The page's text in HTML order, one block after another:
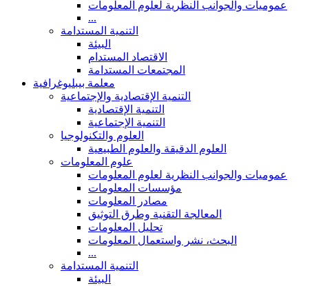
عموميات والجوانب النظرية لعلوم المعلومات
...
التنمية المستدامة
البيئة
الاقتصاد المستدام
المجتمعات المستدامة
معلمة بيبليوغرافية
التنمية الإقتصادية والإجتماعية
التنمية الإقتصادية
التنمية الإجتماعية
العلوم والتكنولوجيا
العلوم الدقيقة والعلوم الطبيعية
علوم المعلومات
عموميات والجوانب النظرية لعلوم المعلومات
مؤسسات المعلومات
مصادر المعلومات
المعالجة التقنية وطرق التوثيق
تحليل المعلومات
البحث، نشر واستعمال المعلومات
...
التنمية المستدامة
البيئة